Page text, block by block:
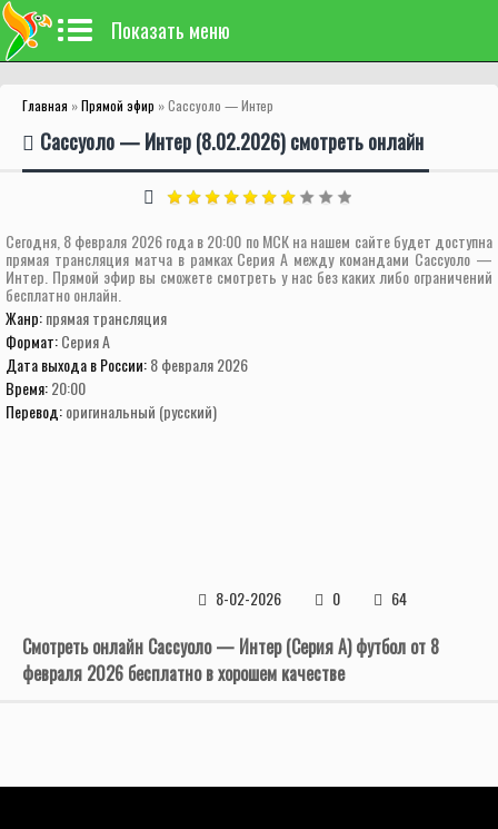
Показать меню
Главная »Прямой эфир » Сассуоло — Интер
Сассуоло — Интер (8.02.2026) смотреть онлайн
Сегодня, 8 февраля 2026 года в 20:00 по МСК на нашем сайте будет доступна
прямая трансляция матча в рамках Серия А между командами Сассуоло —
Интер. Прямой эфир вы сможете смотреть у нас без каких либо ограничений
бесплатно онлайн.
Жанр:прямая трансляция
Формат:Серия А
Дата выхода в России:8 февраля 2026
Время:20:00
Перевод:оригинальный (русский)
8-02-2026 0 64
Смотреть онлайн Сассуоло — Интер (Серия А) футбол от 8
февраля 2026 бесплатно в хорошем качестве